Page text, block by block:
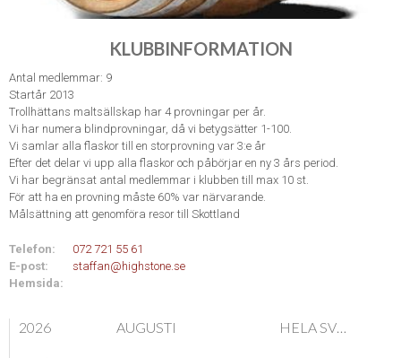
KLUBBINFORMATION
Antal medlemmar: 9
Startår 2013
Trollhättans maltsällskap har 4 provningar per år.
Vi har numera blindprovningar, då vi betygsätter 1-100.
Vi samlar alla flaskor till en storprovning var 3:e år
Efter det delar vi upp alla flaskor och påbörjar en ny 3 års period.
Vi har begränsat antal medlemmar i klubben till max 10 st.
För att ha en provning måste 60% var närvarande.
Målsättning att genomföra resor till Skottland
Telefon:
072 721 55 61
E-post:
staffan@highstone.se
Hemsida:
2026 AUGUSTI HELA SVERIGE